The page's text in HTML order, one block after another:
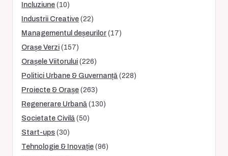
Incluziune (10)
Industrii Creative (22)
Managementul deșeurilor (17)
Orașe Verzi (157)
Orașele Viitorului (226)
Politici Urbane & Guvernanță (228)
Proiecte & Orașe (263)
Regenerare Urbană (130)
Societate Civilă (50)
Start-ups (30)
Tehnologie & Inovație (96)